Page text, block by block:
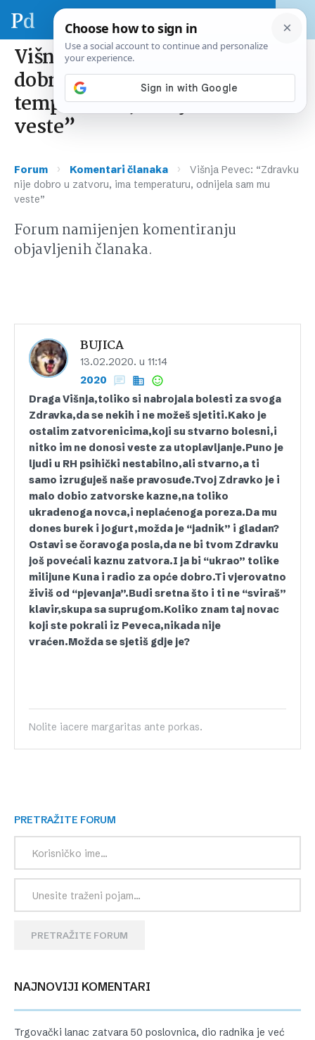
Višnja Pevec: “Zdravku nije
dobro u zatvoru, ima
temperaturu, odnijela sam mu
veste”
Forum › Komentari članaka ›
Višnja Pevec: “Zdravku
nije dobro u zatvoru, ima temperaturu, odnijela sam mu
veste”
Forum namijenjen komentiranju
objavljenih članaka.
BUJICA
13.02.2020. u 11:14
2020
Draga Višnja,toliko si nabrojala bolesti za svoga
Zdravka,da se nekih i ne možeš sjetiti.Kako je
ostalim zatvorenicima,koji su stvarno bolesni,i
nitko im ne donosi veste za utoplavljanje.Puno je
ljudi u RH psihički nestabilno,ali stvarno,a ti
samo izruguješ naše pravosuđe.Tvoj Zdravko je i
malo dobio zatvorske kazne,na toliko
ukradenoga novca,i neplaćenoga poreza.Da mu
dones burek i jogurt,možda je “jadnik” i gladan?
Ostavi se čoravoga posla,da ne bi tvom Zdravku
još povećali kaznu zatvora.I ja bi “ukrao” tolike
milijune Kuna i radio za opće dobro.Ti vjerovatno
živiš od “pjevanja”.Budi sretna što i ti ne “sviraš”
klavir,skupa sa suprugom.Koliko znam taj novac
koji ste pokrali iz Peveca,nikada nije
vraćen.Možda se sjetiš gdje je?
Nolite iacere margaritas ante porkas.
PRETRAŽITE FORUM
PRETRAŽITE FORUM
NAJNOVIJI KOMENTARI
Trgovački lanac zatvara 50 poslovnica, dio radnika je već